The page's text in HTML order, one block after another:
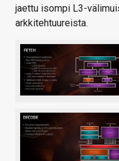
jaettu isompi L3-
arkkitehtuureista.